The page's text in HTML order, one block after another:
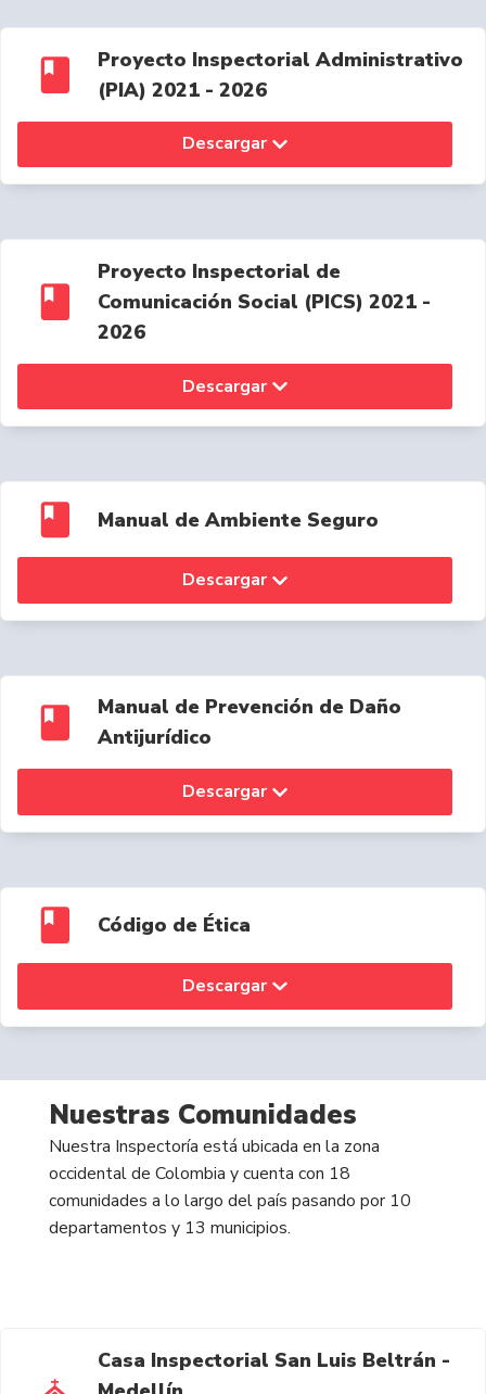
Proyecto Inspectorial Administrativo
(PIA) 2021 - 2026
Descargar
Proyecto Inspectorial de
Comunicación Social (PICS) 2021 -
2026
Descargar
Manual de Ambiente Seguro
Descargar
Manual de Prevención de Daño
Antijurídico
Descargar
Código de Ética
Descargar
Nuestras Comunidades
Nuestra Inspectoría está ubicada en la zona
occidental de Colombia y cuenta con 18
comunidades a lo largo del país pasando por 10
departamentos y 13 municipios.
Casa Inspectorial San Luis Beltrán -